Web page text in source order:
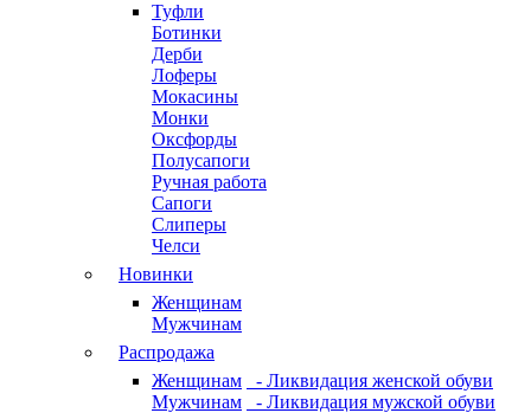
Туфли
Ботинки
Дерби
Лоферы
Мокасины
Монки
Оксфорды
Полусапоги
Ручная работа
Сапоги
Слиперы
Челси
Новинки
Женщинам
Мужчинам
Распродажа
Женщинам
- Ликвидация женской обуви
Мужчинам
- Ликвидация мужской обуви